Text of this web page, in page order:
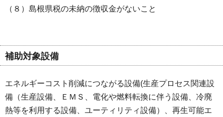
（８）島根県税の未納の徴収金がないこと
補助対象設備
エネルギーコスト削減につながる設備(生産プロセス関連設
備（生産設備、ＥＭＳ、電化や燃料転換に伴う設備、冷廃
熱等を利用する設備、ユーティリティ設備）、再生可能エ